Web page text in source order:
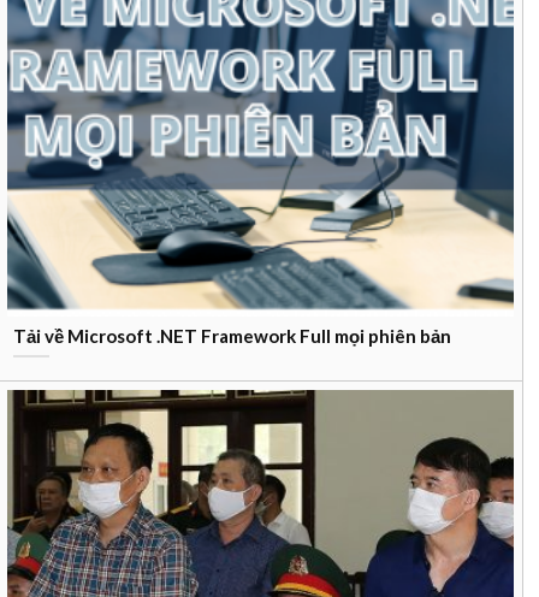
Tải về Microsoft .NET Framework Full mọi phiên bản